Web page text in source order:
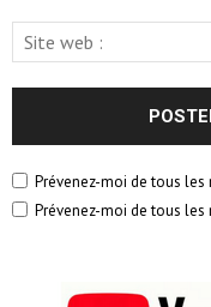
Prévenez-moi de tous
Prévenez-moi de tous